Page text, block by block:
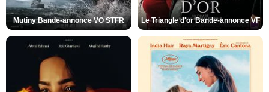
Mutiny Bande-annonce VO STFR Le Triangle d'or Bande-annonce VF